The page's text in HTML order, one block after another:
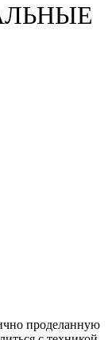
проделанную